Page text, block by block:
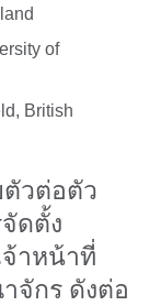
of
British
วต่อตัว
ดตั้ง
าหน้าที่
จักร ดังต่อ